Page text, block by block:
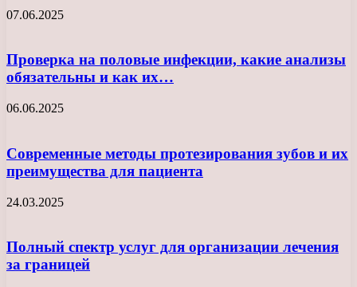
07.06.2025
Проверка на половые инфекции, какие анализы
обязательны и как их…
06.06.2025
Современные методы протезирования зубов и их
преимущества для пациента
24.03.2025
Полный спектр услуг для организации лечения
за границей